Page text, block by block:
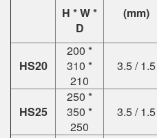
H * W *
D
(mm)
HS20
200 *
310 *
210
3.5 / 1.5
HS25
250 *
350 *
250
3.5 / 1.5